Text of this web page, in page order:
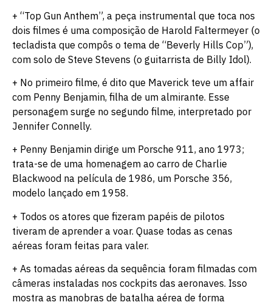
+ “Top Gun Anthem”, a peça instrumental que toca nos
dois filmes é uma composição de Harold Faltermeyer (o
tecladista que compôs o tema de “Beverly Hills Cop”),
com solo de Steve Stevens (o guitarrista de Billy Idol).
+ No primeiro filme, é dito que Maverick teve um affair
com Penny Benjamin, filha de um almirante. Esse
personagem surge no segundo filme, interpretado por
Jennifer Connelly.
+ Penny Benjamin dirige um Porsche 911, ano 1973;
trata-se de uma homenagem ao carro de Charlie
Blackwood na película de 1986, um Porsche 356,
modelo lançado em 1958.
+ Todos os atores que fizeram papéis de pilotos
tiveram de aprender a voar. Quase todas as cenas
aéreas foram feitas para valer.
+ As tomadas aéreas da sequência foram filmadas com
câmeras instaladas nos cockpits das aeronaves. Isso
mostra as manobras de batalha aérea de forma